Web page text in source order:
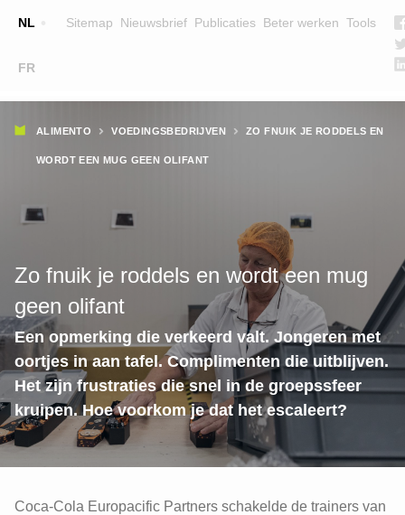
NL
FR
Sitemap Nieuwsbrief Publicaties Beter werken Tools
Main
navigation
TEAM
Kruimelpad
ALIMENTO VOEDINGSBEDRIJVEN ZO FNUIK JE RODDELS EN
WORDT EEN MUG GEEN OLIFANT
Zo fnuik je roddels en wordt een mug
geen olifant
Een opmerking die verkeerd valt. Jongeren met
oortjes in aan tafel. Complimenten die uitblijven.
Het zijn frustraties die snel in de groepssfeer
kruipen. Hoe voorkom je dat het escaleert?
Coca-Cola Europacific Partners schakelde de trainers van